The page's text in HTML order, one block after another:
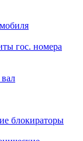
гос. номера
блокираторы